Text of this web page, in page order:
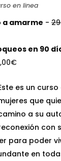
en linea
a amarme -
en 90
€El
actual
es:
597,00€.
es un
que
a su
con
para poder
en